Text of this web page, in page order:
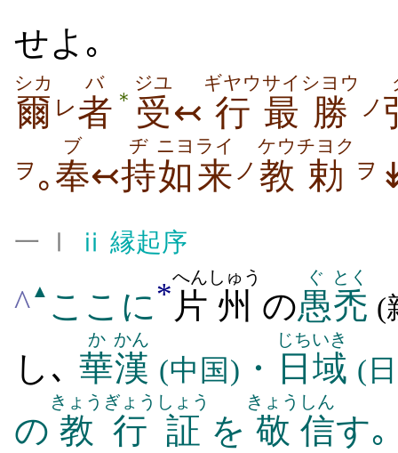
せよ｡
爾
シカ
レ者
バ
＊ 受
ジユ
↢ 行
ギヤウ
最
サイ
勝
シヨウ
ノ
ヲ ｡奉
ブ
↢持
ヂ
如
ニヨ
来
ライ
ノ 教
ケウ
勅
チヨク
ヲ
一 Ⅰ ⅱ 縁起序
^ ▲ ここに* 片
へん
州
しゅう
の愚
ぐ
禿
とく
(
し､ 華
か
漢
かん
(中国) ・ 日域
じちいき
(
の 教行
きょうぎょう
証
しょう
を 敬
きょう
信
しん
す